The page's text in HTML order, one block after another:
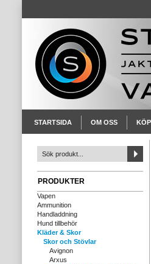
STARTSIDA OM OSS
PRODUKTER
Vapen
Ammunition
Handladdning
Hund tillbehör
Kläder & Skor
Skor och Stövlar
Avignon
Arxus